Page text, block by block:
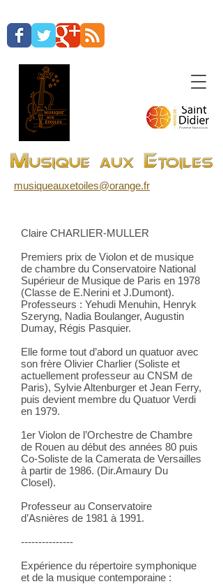
musiqueauxetoiles@orange.fr
Claire CHARLIER-MULLER
Premiers prix de Violon et de musique
de chambre du Conservatoire National
Supérieur de Musique de Paris en 1978
(Classe de E.Nerini et J.Dumont).
Professeurs : Yehudi Menuhin, Henryk
Szeryng, Nadia Boulanger, Augustin
Dumay, Régis Pasquier.
Elle forme tout d’abord un quatuor avec
son frère Olivier Charlier (Soliste et
actuellement professeur au CNSM de
Paris), Sylvie Altenburger et Jean Ferry,
puis devient membre du Quatuor Verdi
en 1979.
1er Violon de l’Orchestre de Chambre
de Rouen au début des années 80 puis
Co-Soliste de la Camerata de Versailles
à partir de 1986. (Dir.Amaury Du
Closel).
Professeur au Conservatoire
d’Asnières de 1981 à 1991.
---------------
Expérience du répertoire symphonique
et de la musique contemporaine :